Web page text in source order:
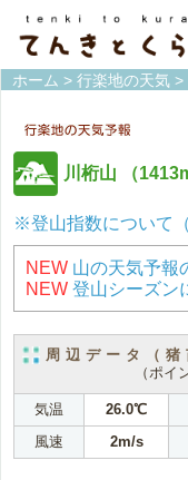
ホーム > 行楽地の天気 >
川桁山 （
※登山指数について
NEW 山の天気予報
NEW 登山シーズン
周辺データ（猪
（ポイ
気温 26.0℃
風速
2m/s